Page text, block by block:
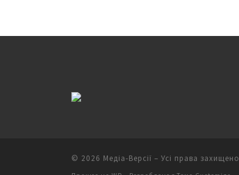
© 2026 Медіа-Версії – Усі права захищено